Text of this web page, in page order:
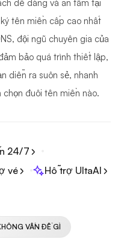
dễ dàng và an tâm tại
tên miền cấp cao nhất
đội ngũ chuyên gia của
bảo quá trình thiết lập,
diễn ra suôn sẻ, nhanh
đuôi tên miền nào.
24/7
vé Hỗ trợ UltaAI
VẤN ĐỀ GÌ